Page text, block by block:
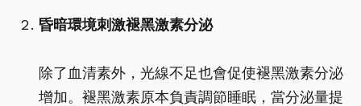
昏暗環境刺激褪黑激素分泌
除了血清素外，光線不足也會促使褪黑激素分泌
增加。褪黑激素原本負責調節睡眠，當分泌量提